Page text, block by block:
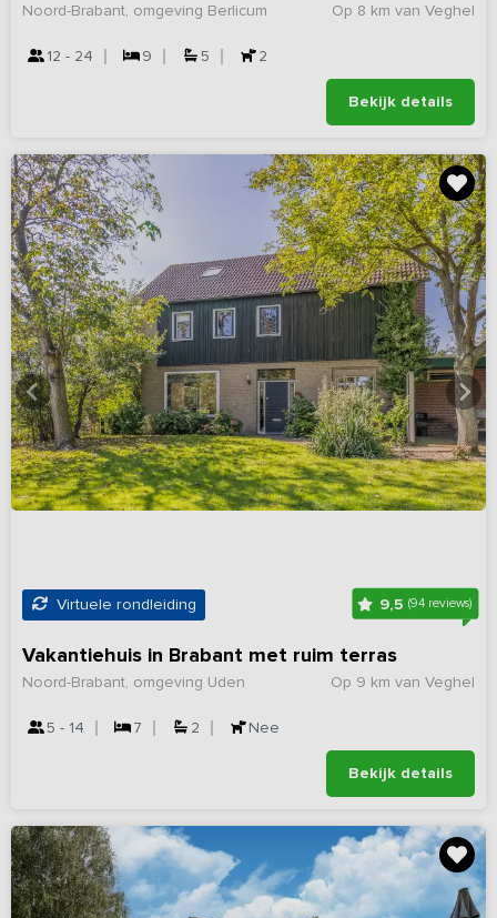
Op 8 km van Veghel
Noord-Brabant, omgeving Berlicum
12 - 24 9 5 2
Bekijk details
Virtuele rondleiding 9,5(94 reviews)
Vakantiehuis in Brabant met ruim terras
Op 9 km van Veghel
Noord-Brabant, omgeving Uden
5 - 14 7 2 Nee
Bekijk details